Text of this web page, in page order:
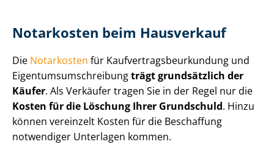
Notarkosten beim Hausverkauf
Die Notarkosten für Kauf­ver­trags­be­ur­kun­dung und
Ei­gen­tums­um­schrei­bungträgt grundsätzlich der
Käufer. Als Verkäufer tragen Sie in der Regel nur die
Kosten für die Löschung Ihrer Grundschuld. Hinzu
können vereinzelt Kosten für die Beschaffung
notwendiger Unterlagen kommen.